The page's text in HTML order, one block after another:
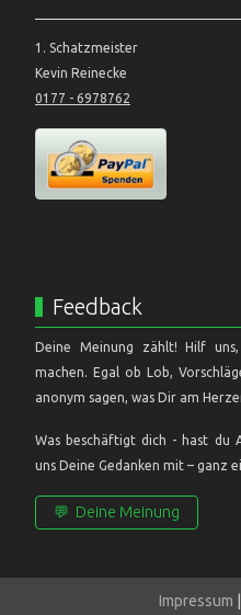
1. Schatzmeister
Kevin Reinecke
0177 - 6978762
Feedback
Deine Meinung zählt! Hilf
machen. Egal ob Lob,
anonym sagen, was Dir am
Was beschäftigt dich - hast du
uns Deine Gedanken mit – ganz
💬 Deine Meinung
Impressum